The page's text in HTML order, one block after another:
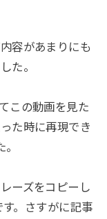
容があまりにも
た。
この動画を見た
た時に再現でき
ーズをコピーし
。さすがに記事